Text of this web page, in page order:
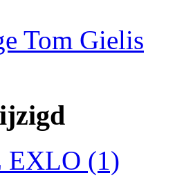
Tom Gielis
EXLO (1)